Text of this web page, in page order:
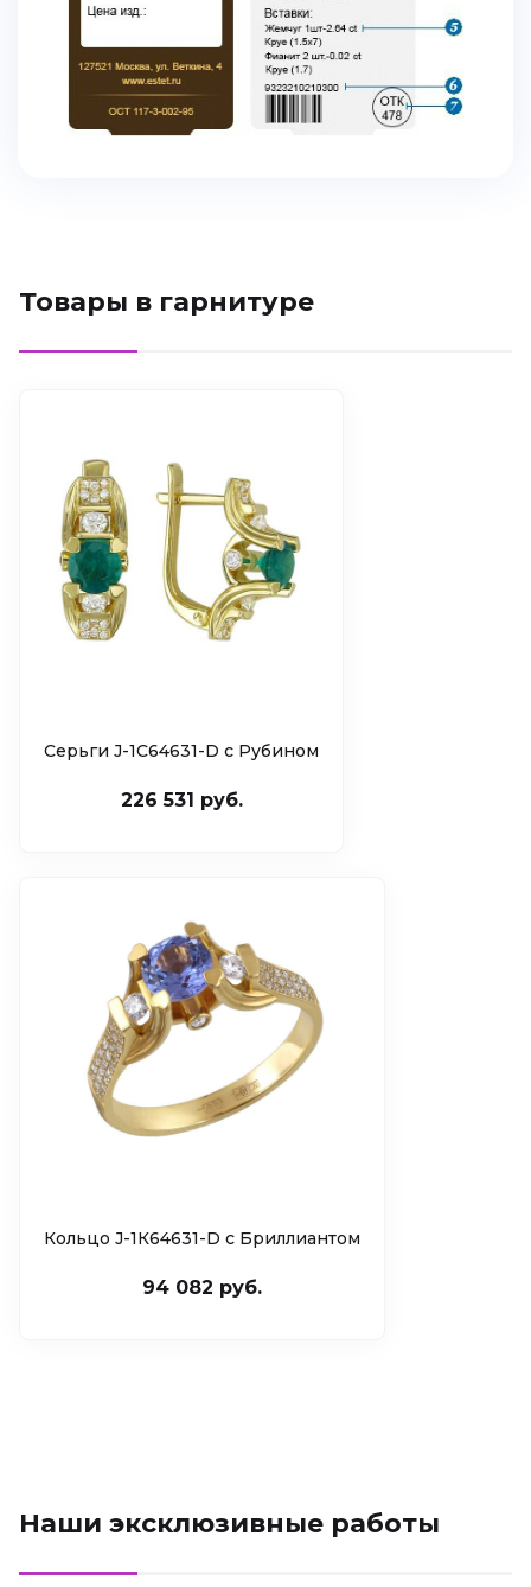
Товары в гарнитуре
Серьги J-1С64631-D c Рубином
226 531 руб.
Кольцо J-1К64631-D c Бриллиантом
94 082 руб.
Наши эксклюзивные работы